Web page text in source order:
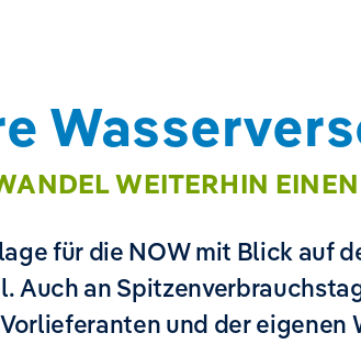
WEITERHIN
für die NOW mit Blick auf
Auch an
und der eigenen